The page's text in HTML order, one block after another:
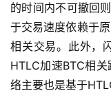
的时间内不可撤回
于交易速度依赖于
相关交易。此外，
HTLC加速BTC相
络主要也是基于